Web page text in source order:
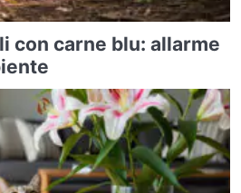
con carne blu: allarme